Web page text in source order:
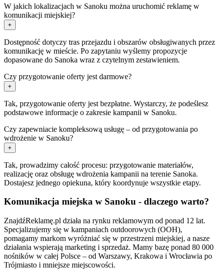
W jakich lokalizacjach w Sanoku można uruchomić reklamę w
komunikacji miejskiej?
+
Dostępność dotyczy tras przejazdu i obszarów obsługiwanych przez
komunikację w mieście. Po zapytaniu wyślemy propozycje
dopasowane do Sanoka wraz z czytelnym zestawieniem.
Czy przygotowanie oferty jest darmowe?
+
Tak, przygotowanie oferty jest bezpłatne. Wystarczy, że podeślesz
podstawowe informacje o zakresie kampanii w Sanoku.
Czy zapewniacie kompleksową usługę – od przygotowania po
wdrożenie w Sanoku?
+
Tak, prowadzimy całość procesu: przygotowanie materiałów,
realizację oraz obsługę wdrożenia kampanii na terenie Sanoka.
Dostajesz jednego opiekuna, który koordynuje wszystkie etapy.
Komunikacja miejska w Sanoku - dlaczego warto?
ZnajdźReklamę.pl działa na rynku reklamowym od ponad 12 lat.
Specjalizujemy się w kampaniach outdoorowych (OOH),
pomagamy markom wyróżniać się w przestrzeni miejskiej, a nasze
działania wspierają marketing i sprzedaż. Mamy bazę ponad 80 000
nośników w całej Polsce – od Warszawy, Krakowa i Wrocławia po
Trójmiasto i mniejsze miejscowości.